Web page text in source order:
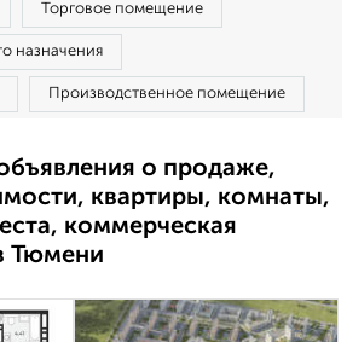
Торговое помещение
назначения
Производственное помещение
о продаже,
квартиры, комнаты,
коммерческая
Тюмени